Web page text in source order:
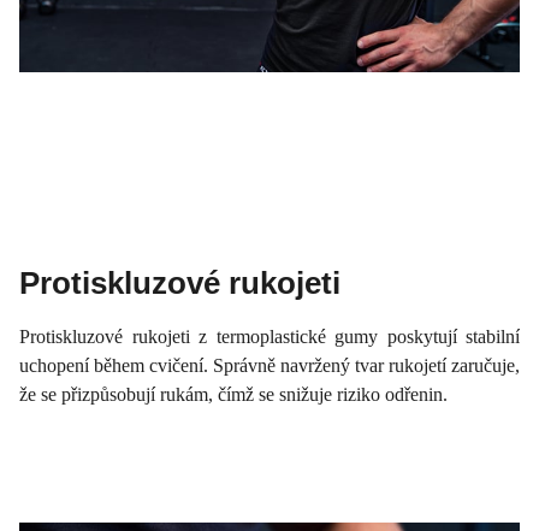
Protiskluzové rukojeti
Protiskluzové rukojeti z termoplastické gumy poskytují stabilní
uchopení během cvičení. Správně navržený tvar rukojetí zaručuje,
že se přizpůsobují rukám, čímž se snižuje riziko odřenin.